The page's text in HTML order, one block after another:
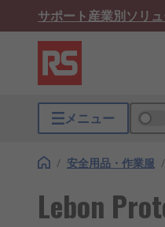
サポート産業別ソリ
メニュー
/ 安全用品・作業服 /
Lebon